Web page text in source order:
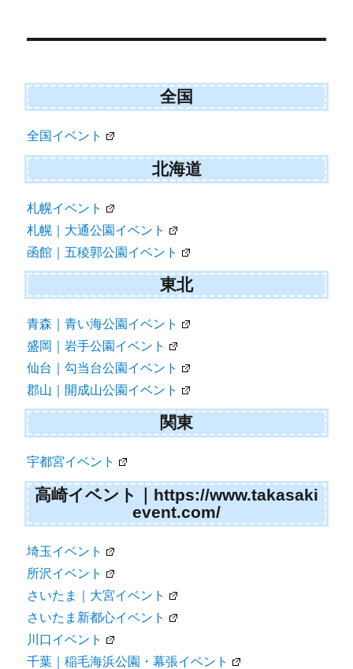
全国
全国イベント
北海道
札幌イベント
札幌｜大通公園イベント
函館｜五稜郭公園イベント
東北
青森｜青い海公園イベント
盛岡｜岩手公園イベント
仙台｜勾当台公園イベント
郡山｜開成山公園イベント
関東
宇都宮イベント
高崎イベント｜https://www.takasaki
event.com/
埼玉イベント
所沢イベント
さいたま｜大宮イベント
さいたま新都心イベント
川口イベント
千葉｜稲毛海浜公園・幕張イベント